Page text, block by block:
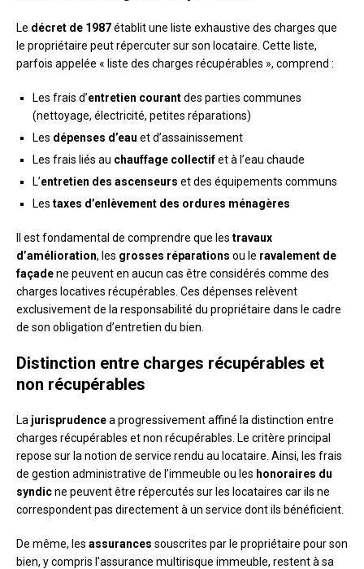
Le décret de 1987établit une liste exhaustive des charges que
le propriétaire peut répercuter sur son locataire. Cette liste,
parfois appelée « liste des charges récupérables », comprend :
Les frais d’entretien courantdes parties communes
(nettoyage, électricité, petites réparations)
Les dépenses d’eau et d’assainissement
Les frais liés au chauffage collectifet à l’eau chaude
L’entretien des ascenseurs et des équipements communs
Les taxes d’enlèvement des ordures ménagères
Il est fondamental de comprendre que les travaux
d’amélioration, les grosses réparations ou le ravalement de
façadene peuvent en aucun cas être considérés comme des
charges locatives récupérables. Ces dépenses relèvent
exclusivement de la responsabilité du propriétaire dans le cadre
de son obligation d’entretien du bien.
Distinction entre charges récupérables et
non récupérables
La jurisprudencea progressivement affiné la distinction entre
charges récupérables et non récupérables. Le critère principal
repose sur la notion de service rendu au locataire. Ainsi, les frais
de gestion administrative de l’immeuble ou les honoraires du
syndicne peuvent être répercutés sur les locataires car ils ne
correspondent pas directement à un service dont ils bénéficient.
De même, les assurances souscrites par le propriétaire pour son
bien, y compris l’assurance multirisque immeuble, restent à sa